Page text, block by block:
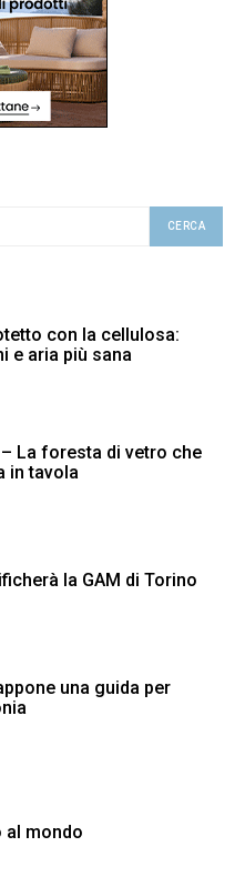
CERCA
con la cellulosa:
e aria più sana
La foresta di vetro che
in tavola
la GAM di Torino
una guida per
al mondo